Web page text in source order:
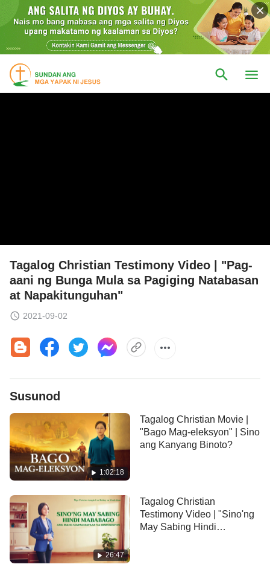
Tagalog Christian Testimony Video | "Pag-
aani ng Bunga Mula sa Pagiging Natabasan
at Napakitunguhan"
2021-09-02
Susunod
1:02:18
Tagalog Christian Movie |
"Bago Mag-eleksyon" | Sino
ang Kanyang Binoto?
26:47
Tagalog Christian
Testimony Video | "Sino'ng
May Sabing Hindi